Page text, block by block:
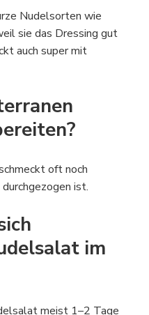
Nudelsorten wie
sie das Dressing gut
auch super mit
oft noch
ist.
im
meist 1–2 Tage